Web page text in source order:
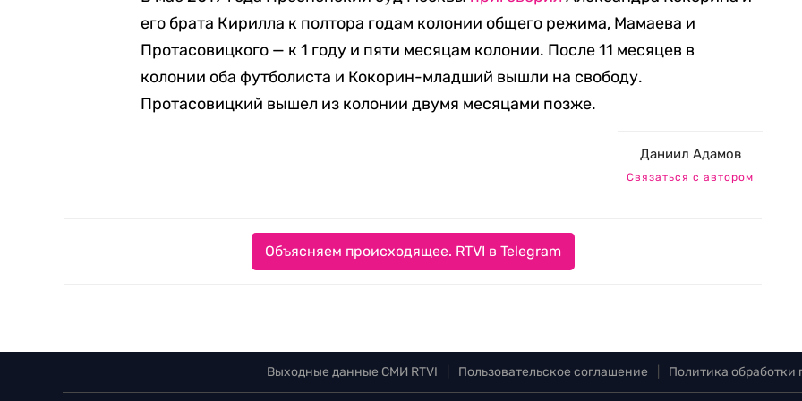
его брата Кирилла к полтора годам колонии общего режима, Мамаева и
Протасовицкого — к 1 году и пяти месяцам колонии. После 11 месяцев в
колонии оба футболиста и Кокорин-младший вышли на свободу.
Протасовицкий вышел из колонии двумя месяцами позже.
Даниил Адамов
Связаться с автором
Объясняем происходящее. RTVI в Telegram
Выходные данные СМИ RTVI Пользовательское соглашение Политика